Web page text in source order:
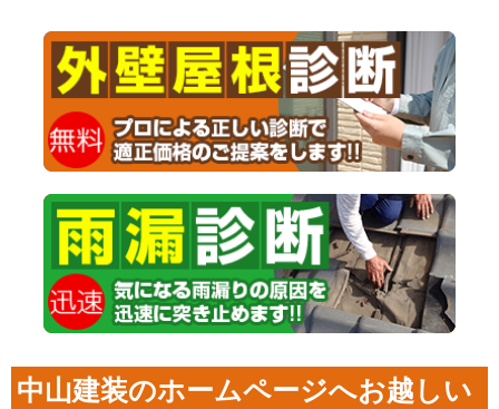
中山建装のホームページへお越しい